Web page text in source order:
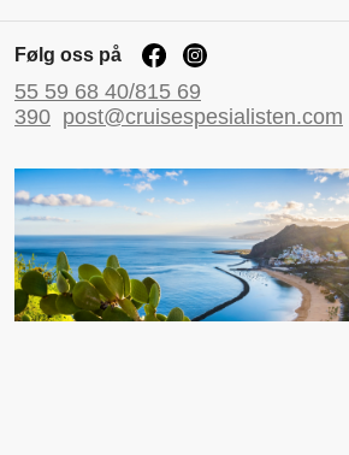
Følg oss på
55 59 68 40/815 69
390 post@cruisespesialisten.com